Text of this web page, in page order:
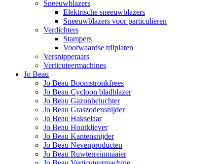
Sneeuwblazers
Elektrische sneeuwblazers
Sneeuwblazers voor particulieren
Verdichters
Stampers
Voorwaardse trilplaten
Versnipperaars
Verticuteermachines
Jo Beau
Jo Beau Boomstronkfrees
Jo Beau Cycloon bladblazer
Jo Beau Gazonbeluchter
Jo Beau Graszodensnijder
Jo Beau Hakselaar
Jo Beau Houtkliever
Jo Beau Kantensnijder
Jo Beau Nevenproducten
Jo Beau Ruwterreinmaaier